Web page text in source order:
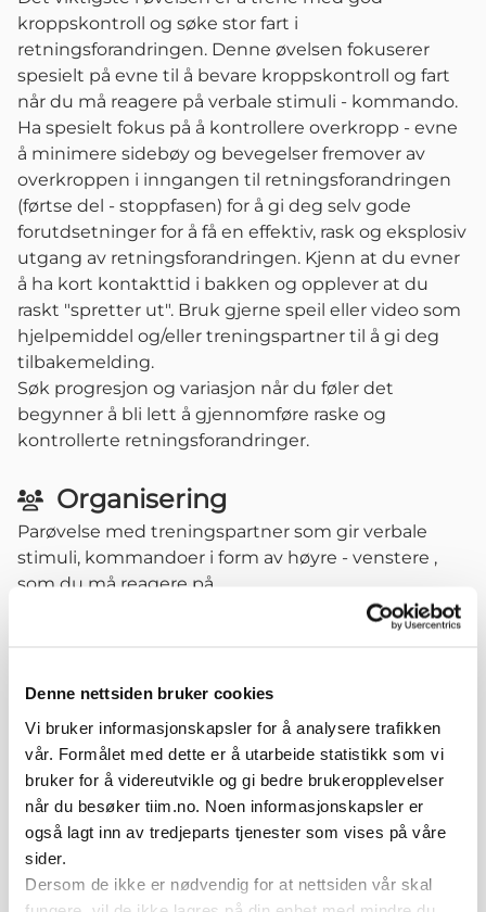
Denne nettsiden bruker cookies
Vi bruker informasjonskapsler for å analysere trafikken
vår. Formålet med dette er å utarbeide statistikk som vi
bruker for å videreutvikle og gi bedre brukeropplevelser
når du besøker tiim.no. Noen informasjonskapsler er
også lagt inn av tredjeparts tjenester som vises på våre
sider.
Dersom de ikke er nødvendig for at nettsiden vår skal
kroppskontroll og søke stor fart i
retningsforandringen. Denne øvelsen fokuserer
spesielt på evne til å bevare kroppskontroll og fart
når du må reagere på verbale stimuli - kommando.
Ha spesielt fokus på å kontrollere overkropp - evne
å minimere sidebøy og bevegelser fremover av
overkroppen i inngangen til retningsforandringen
(førtse del - stoppfasen) for å gi deg selv gode
forutdsetninger for å få en effektiv, rask og eksplosiv
utgang av retningsforandringen. Kjenn at du evner
å ha kort kontakttid i bakken og opplever at du
raskt "spretter ut". Bruk gjerne speil eller video som
hjelpemiddel og/eller treningspartner til å gi deg
tilbakemelding.
Søk progresjon og variasjon når du føler det
begynner å bli lett å gjennomføre raske og
kontrollerte retningsforandringer.
Organisering
Parøvelse med treningspartner som gir verbale
stimuli, kommandoer i form av høyre - venstere ,
som du må reagere på.
1-20 repetisjoner.Tenk alltid "Kvalitet over kvantitet"
- der kvaliteten (god kroppskontrol og stor fart) i
repetisjoner. Øvelsen kan trenes daglig. Ikke tren
Variasjoner
Øke farten i retningsforandringen
Øke farten før retningsforandringen
Øke kravet til balanse ved å introdusere ustabilt
underlag